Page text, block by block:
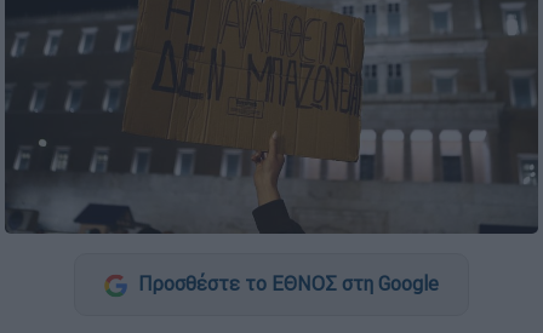
Προσθέστε το ΕΘΝΟΣ στη Google